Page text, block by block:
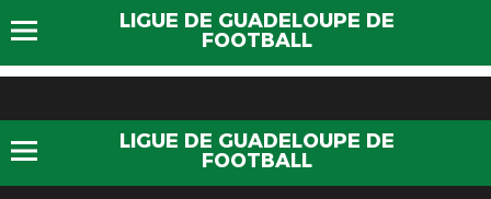
LIGUE DE GUADELOUPE DE
FOOTBALL